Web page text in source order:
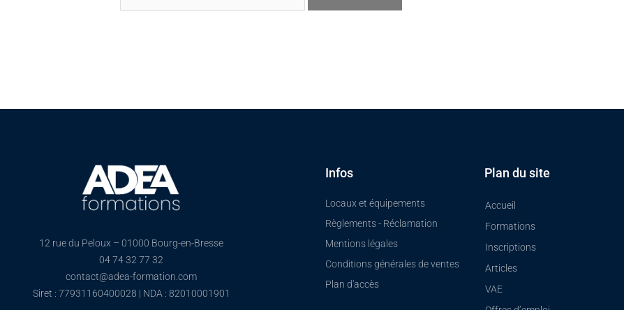
12 rue du Peloux – 01000 Bourg-en-Bresse
04 74 32 77 32
contact@adea-formation.com
Siret : 77931160400028 | NDA : 82010001901
Infos
Locaux et équipements
Règlements - Réclamation
Mentions légales
Conditions générales de ventes
Plan d'accès
Plan du site
Accueil
Formations
Inscriptions
Articles
VAE